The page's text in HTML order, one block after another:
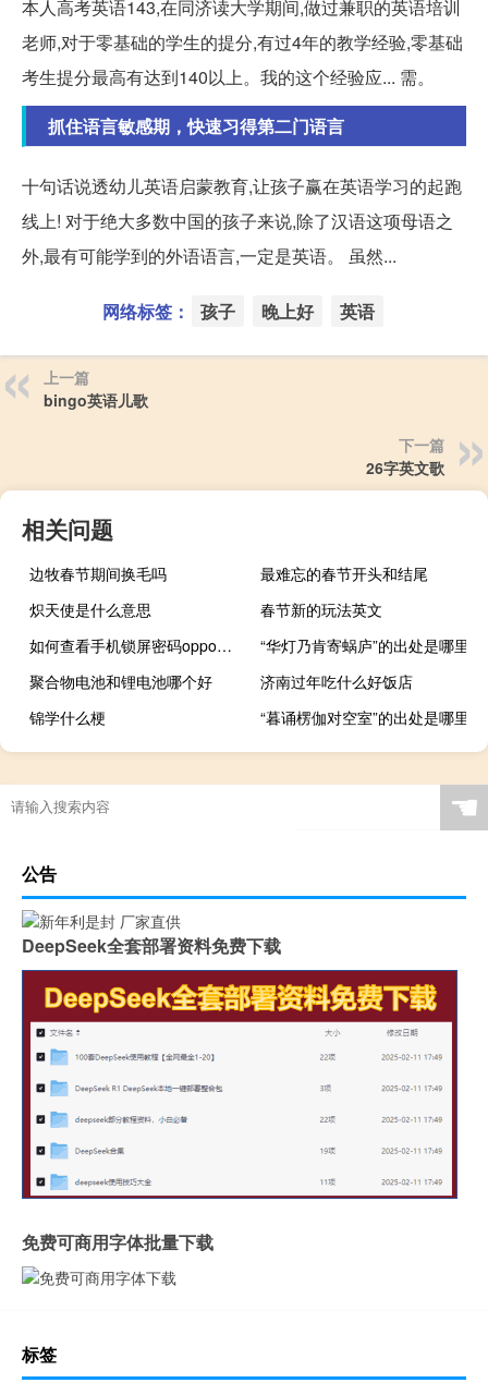
本人高考英语143,在同济读大学期间,做过兼职的英语培训
老师,对于零基础的学生的提分,有过4年的教学经验,零基础
考生提分最高有达到140以上。我的这个经验应... 需。
抓住语言敏感期，快速习得第二门语言
十句话说透幼儿英语启蒙教育,让孩子赢在英语学习的起跑
线上! 对于绝大多数中国的孩子来说,除了汉语这项母语之
外,最有可能学到的外语语言,一定是英语。 虽然...
网络标签： 孩子 晚上好 英语
上一篇
bingo英语儿歌
下一篇
26字英文歌
相关问题
边牧春节期间换毛吗
最难忘的春节开头和结尾
炽天使是什么意思
春节新的玩法英文
如何查看手机锁屏密码oppo（如何查看手机锁屏密码）
“华灯乃肯寄蜗庐”的出处是哪里
聚合物电池和锂电池哪个好
济南过年吃什么好饭店
锦学什么梗
“暮诵楞伽对空室”的出处是哪里
☚
公告
DeepSeek全套部署资料免费下载
免费可商用字体批量下载
标签